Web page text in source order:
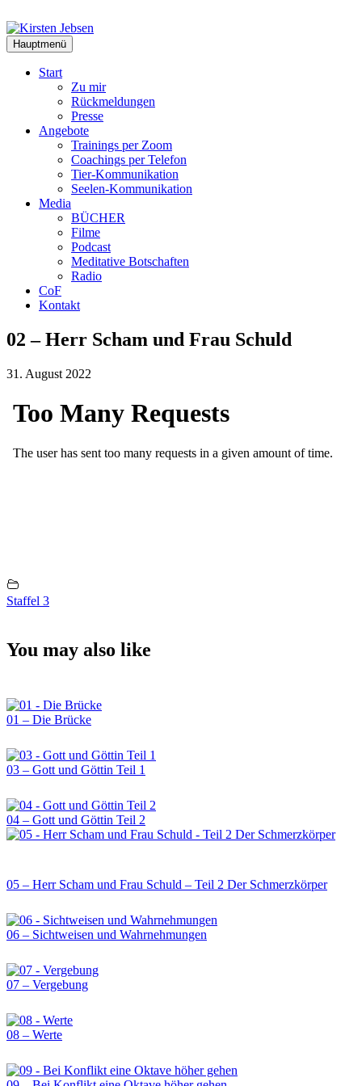
Inhalt
springen
Hauptmenü
Start
Zu mir
Rückmeldungen
Presse
Angebote
Trainings per Zoom
Coachings per Telefon
Tier-Kommunikation
Seelen-Kommunikation
Media
BÜCHER
Filme
Podcast
Meditative Botschaften
Radio
CoF
Kontakt
02 – Herr Scham und Frau Schuld
31. August 2022
Staffel 3
You may also like
01 – Die Brücke
03 – Gott und Göttin Teil 1
04 – Gott und Göttin Teil 2
05 – Herr Scham und Frau Schuld – Teil 2 Der Schmerzkörper
06 – Sichtweisen und Wahrnehmungen
07 – Vergebung
08 – Werte